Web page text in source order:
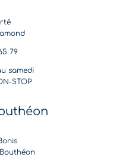
79
samedi
STOP